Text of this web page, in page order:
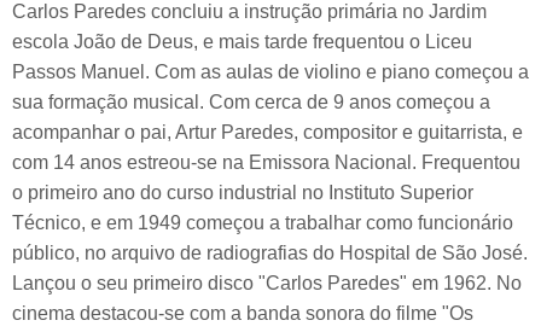
Carlos Paredes concluiu a instrução primária no Jardim
escola João de Deus, e mais tarde frequentou o Liceu
Passos Manuel. Com as aulas de violino e piano começou a
sua formação musical. Com cerca de 9 anos começou a
acompanhar o pai, Artur Paredes, compositor e guitarrista, e
com 14 anos estreou-se na Emissora Nacional. Frequentou
o primeiro ano do curso industrial no Instituto Superior
Técnico, e em 1949 começou a trabalhar como funcionário
público, no arquivo de radiografias do Hospital de São José.
Lançou o seu primeiro disco "Carlos Paredes" em 1962. No
cinema destacou-se com a banda sonora do filme "Os